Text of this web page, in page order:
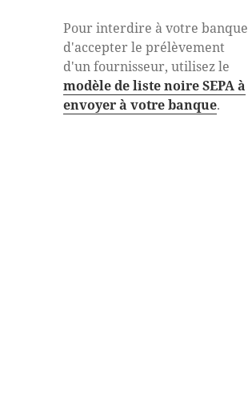
Pour interdire à votre banque
d'accepter le prélèvement
d'un fournisseur, utilisez le
modèle de liste noire SEPA à
envoyer à votre banque.